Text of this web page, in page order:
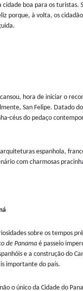
boa para os turistas.
porque, à volta, os
hora de iniciar o
San Felipe. Datado
céus do pedaço
espanhola,
com charmosas
sobre os tempos
de Panamaé passeio
e a construção do
importante do país.
o único da Cidade do